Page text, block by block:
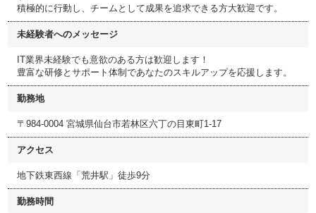
積極的に行動し、チームとして成果を追求できる方大歓迎です。
未経験者へのメッセージ
IT業界未経験でも意欲のある方は歓迎します！
豊富な研修とサポート体制であなたのスキルアップを応援します。
勤務地
〒984-0004 宮城県仙台市若林区六丁の目東町1-17
アクセス
地下鉄東西線「荒井駅」徒歩9分
勤務時間